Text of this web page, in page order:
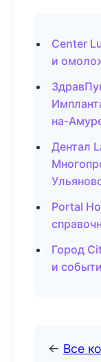
Center
и
на-
Дентал
Portal
Город
и
← Все